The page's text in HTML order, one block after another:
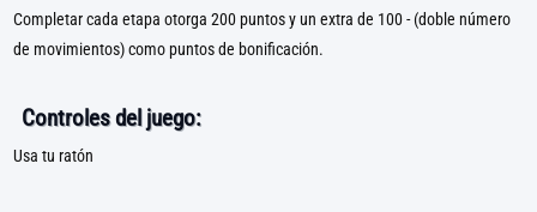
Completar cada etapa otorga 200 puntos y un extra de 100 - (doble número
de movimientos) como puntos de bonificación.
Controles del juego:
Usa tu ratón